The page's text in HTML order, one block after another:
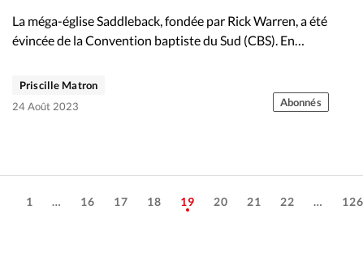
La méga-église Saddleback, fondée par Rick Warren, a été
évincée de la Convention baptiste du Sud (CBS). En
Priscille Matron
24 Août 2023
Abonnés
1 … 16 17 18 19 20 21 22 … 126